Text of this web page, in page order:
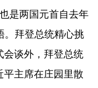
是两国元首自去年
。拜登总统精心挑
会谈外，拜登总统
平主席在庄园里散